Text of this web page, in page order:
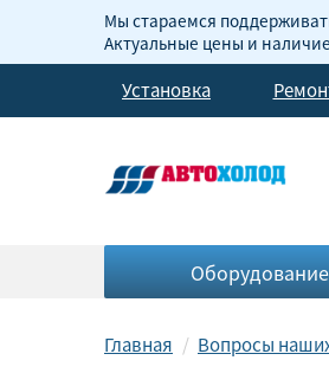
Мы стараемся
Актуальные цены и
Установка
Оборудование
Главная Вопросы